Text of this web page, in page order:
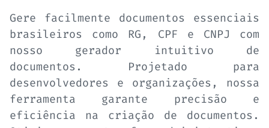
Gere facilmente documentos essenciais
brasileiros como RG, CPF e CNPJ com
nosso gerador intuitivo de
documentos. Projetado para
desenvolvedores e organizações, nossa
ferramenta garante precisão e
eficiência na criação de documentos.